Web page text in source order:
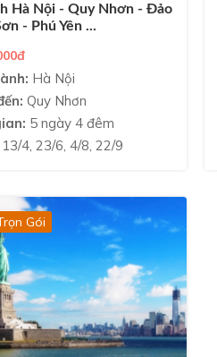
Hà Nội - Quy Nhơn - Đảo
- Phú Yên ...
Hà Nội
Quy Nhơn
5 ngày 4 đêm
13/4, 23/6, 4/8, 22/9
Gói